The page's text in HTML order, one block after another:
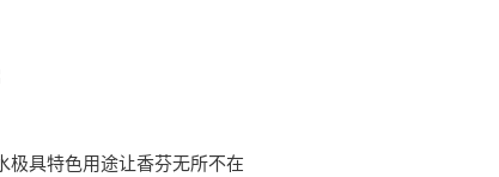
极具特色用途让香芬无所不在